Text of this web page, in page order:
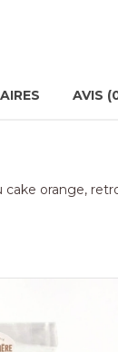
AVIS
orange,